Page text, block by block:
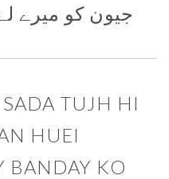
جیون کو میرے
TUJH HI
HUEI
BANDAY KO